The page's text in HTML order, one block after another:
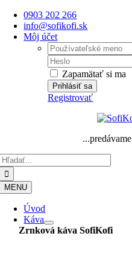
Skip
content
0903 202 266
info@sofikofi.sk
Môj účet
Username:
Password:
Zapamätať si ma
Registrovať
...predávame
MENU
Úvod
Káva
Zrnková káva SofiKofi